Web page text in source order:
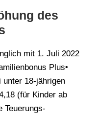
des
mit 1. Juli 2022
Plus•
unter 18-jährigen
(für Kinder ab
Teuerungs-